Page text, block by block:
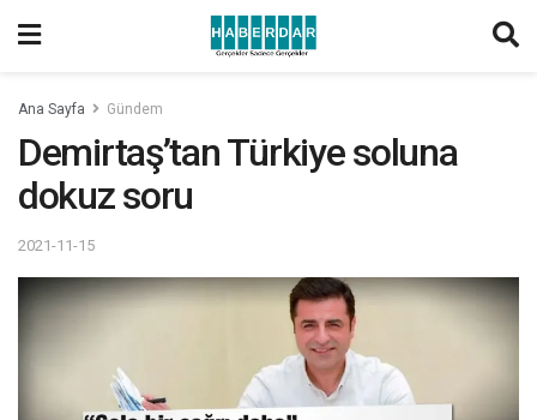
Ana Sayfa Gündem
Demirtaş’tan Türkiye soluna
dokuz soru
2021-11-15